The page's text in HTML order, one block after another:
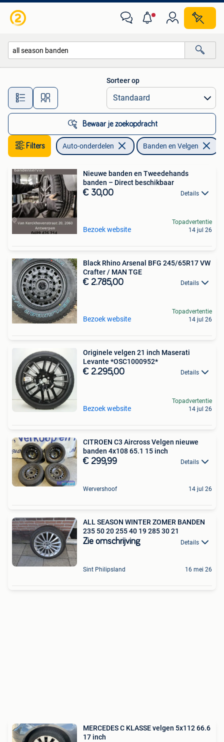
Alle afstanden…
Sorteer op
Bewaar je zoekopdracht
Filters Auto-onderdelen Banden en Velgen
Nieuwe banden en Tweedehands
banden – Direct beschikbaar
€ 30,00 Details
Bezoek website
Topadvertentie
14 jul 26
Black Rhino Arsenal BFG 245/65R17 VW
Crafter / MAN TGE
€ 2.785,00 Details
Bezoek website
Topadvertentie
14 jul 26
Originele velgen 21 inch Maserati
Levante *OSC1000952*
€ 2.295,00 Details
Bezoek website
Topadvertentie
14 jul 26
CITROEN C3 Aircross Velgen nieuwe
banden 4x108 65.1 15 inch
€ 299,99 Details
Wervershoof 14 jul 26
ALL SEASON WINTER ZOMER BANDEN
235 50 20 255 40 19 285 30 21
Zie omschrijving Details
Sint Philipsland 16 mei 26
MERCEDES C KLASSE velgen 5x112 66.6
17 inch